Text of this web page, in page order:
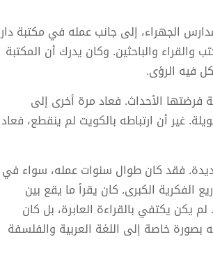
الجهراء، إلى جانب عمله في مكتبة دار
والباحثين. وكان يدرك أن المكتبة
فيه الرؤى.
فرضتها الأحداث. فعاد مرة أخرى إلى
غير أن ارتباطه بالكويت لم ينقطع، فعاد
جديدة. فقد كان طوال سنوات عمله، سواء في
الفكرية الكبرى. كان يقرأ ما يقع بين
يكن يكتفي بالقراءة العابرة، بل كان
بصورة خاصة إلى اللغة العربية والفلسفة